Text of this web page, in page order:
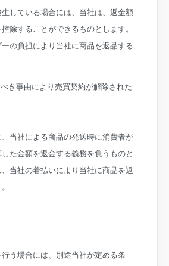
している場合には、当社は、返金額
除することができるものとします。
の負担により当社に商品を返品する
き事由により売買契約が解除された
当社による商品の発送時に消費者が
た金額を返金する義務を負うものと
当社の着払いにより当社に商品を返
う場合には、別途当社が定める条